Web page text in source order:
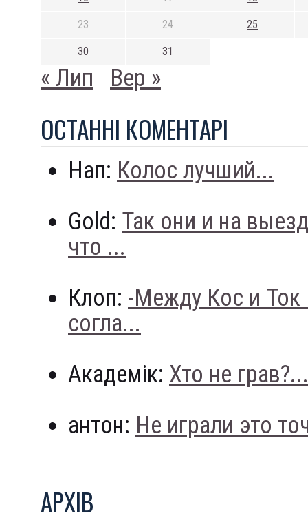
23 24 25
30 31
« Лип Вер »
ОСТАННI КОМЕНТАРI
Нап: Колос лучший...
Gold: Так они и на
что ...
Клоп: -Между Кос и
согла...
Академік: Хто не грав?...
антон: Не играли это
АРХIВ